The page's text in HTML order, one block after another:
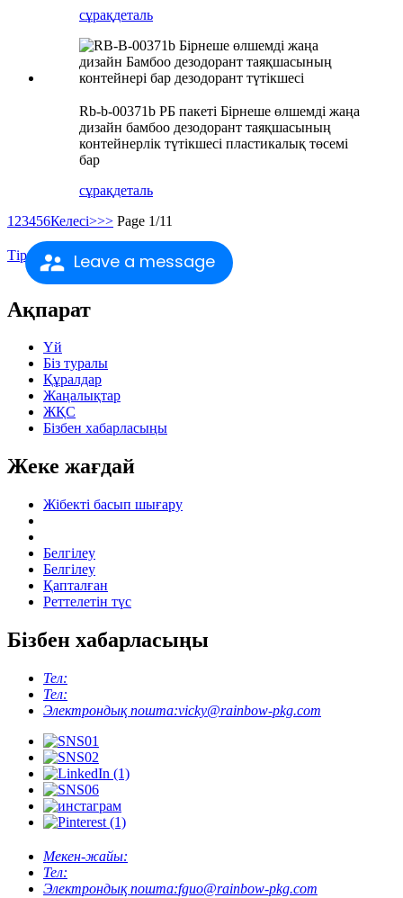
Leave a message
сұрақдеталь
Rb-b-00371b РБ пакеті Бірнеше өлшемді жаңа
дизайн бамбоо дезодорант таяқшасының
контейнерлік түтікшесі пластикалық төсемі
бар
сұрақдеталь
1 23456Келесі>>> Page 1/11
Тіркелу
Ақпарат
Үй
Біз туралы
Құралдар
Жаңалықтар
ЖҚС
Бізбен хабарласыңы
Жеке жағдай
Жібекті басып шығару
Белгілеу
Белгілеу
Қапталған
Реттелетін түс
Бізбен хабарласыңы
Тел:
Тел:
Электрондық пошта:vicky@rainbow-pkg.com
Мекен-жайы:
Тел:
Электрондық пошта:fguo@rainbow-pkg.com